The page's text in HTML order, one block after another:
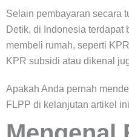
Selain pembayaran secara
Detik, di Indonesia
membeli rumah, seperti
KPR subsidi atau dikenal
Apakah Anda pernah
FLPP di kelanjutan artikel